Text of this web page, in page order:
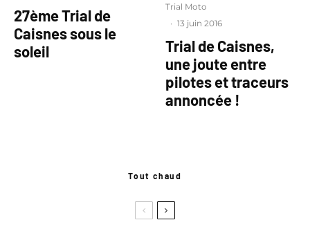
27ème Trial de
Caisnes sous le
soleil
Trial Moto
· 13 juin 2016
Trial de Caisnes,
une joute entre
pilotes et traceurs
annoncée !
Tout chaud